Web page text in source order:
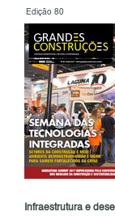
Edição 80
Infraestrutura e